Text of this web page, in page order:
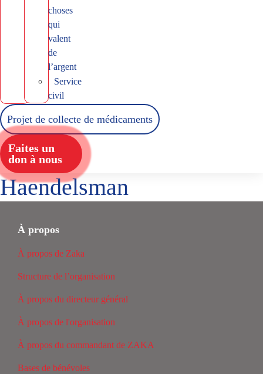
choses
qui
valent
de
l’argent
Service
civil
Projet de collecte de médicaments
Faites un
don à nous
Haendelsman
À propos
À propos de Zaka
Structure de l’organisation
À propos du directeur général
À propos de l'organisation
À propos du commandant de ZAKA
Bases de bénévoles